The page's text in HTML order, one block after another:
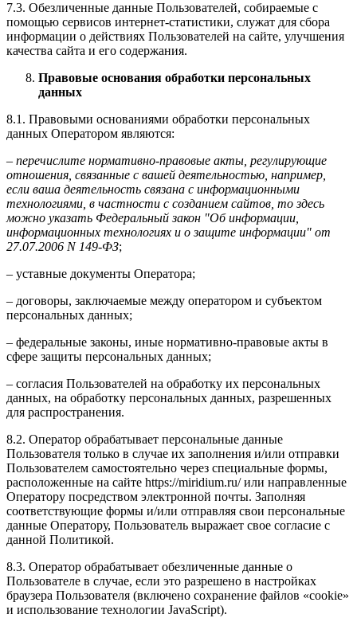
7.3. Обезличенные данные Пользователей, собираемые с
помощью сервисов интернет-статистики, служат для сбора
информации о действиях Пользователей на сайте, улучшения
качества сайта и его содержания.
Правовые основания обработки персональных
данных
8.1. Правовыми основаниями обработки персональных
данных Оператором являются:
– перечислите нормативно-правовые акты, регулирующие
отношения, связанные с вашей деятельностью, например,
если ваша деятельность связана с информационными
технологиями, в частности с созданием сайтов, то здесь
можно указать Федеральный закон "Об информации,
информационных технологиях и о защите информации" от
27.07.2006 N 149-ФЗ;
– уставные документы Оператора;
– договоры, заключаемые между оператором и субъектом
персональных данных;
– федеральные законы, иные нормативно-правовые акты в
сфере защиты персональных данных;
– согласия Пользователей на обработку их персональных
данных, на обработку персональных данных, разрешенных
для распространения.
8.2. Оператор обрабатывает персональные данные
Пользователя только в случае их заполнения и/или отправки
Пользователем самостоятельно через специальные формы,
расположенные на сайте https://miridium.ru/ или направленные
Оператору посредством электронной почты. Заполняя
соответствующие формы и/или отправляя свои персональные
данные Оператору, Пользователь выражает свое согласие с
данной Политикой.
8.3. Оператор обрабатывает обезличенные данные о
Пользователе в случае, если это разрешено в настройках
браузера Пользователя (включено сохранение файлов «cookie»
и использование технологии JavaScript).